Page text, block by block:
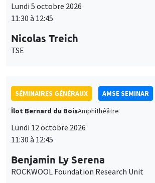
Lundi 5 octobre 2026
11:30 à 12:45
Nicolas Treich
TSE
SÉMINAIRES GÉNÉRAUX
AMSE SEMINAR
Îlot Bernard du BoisAmphithéâtre
Lundi 12 octobre 2026
11:30 à 12:45
Benjamin Ly Serena
ROCKWOOL Foundation Research Unit